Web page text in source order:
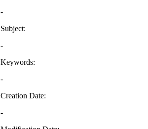
-
Subject:
-
Keywords:
-
Creation Date:
-